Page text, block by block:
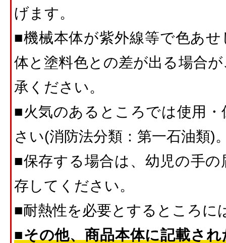
げます。
■機械本体が紫外線等で色あ
体と塗料色との差が出る場合
承ください。
■火気のあるところでは使用
さい(消防法分類：第一石油類)
■保存する場合は、幼児の手
存してください。
■耐熱性を必要とするところに
■その他、商品本体に記載さ